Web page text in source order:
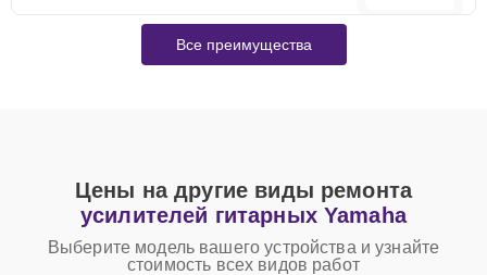
Все преимущества
Цены на другие виды ремонта
усилителей гитарных Yamaha
Выберите модель вашего устройства и узнайте
стоимость всех видов работ